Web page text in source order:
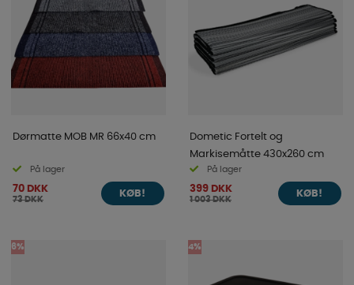
Dørmatte MOB MR 66x40 cm
På lager
70 DKK
73 DKK
KØB!
Dometic Fortelt og
Markisemåtte 430x260 cm
På lager
399 DKK
1 003 DKK
KØB!
6% 4%